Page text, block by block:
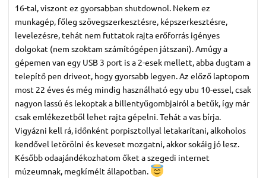
16-tal, viszont ez gyorsabban shutdownol. Nekem ez
munkagép, főleg szövegszerkesztésre, képszerkesztésre,
levelezésre, tehát nem futtatok rajta erőforrás igényes
dolgokat (nem szoktam számítógépen játszani). Amúgy a
gépemen van egy USB 3 port is a 2-esek mellett, abba dugtam a
telepítő pen driveot, hogy gyorsabb legyen. Az előző laptopom
most 22 éves és még mindig használható egy ubu 10-essel, csak
nagyon lassú és lekoptak a billentyűgombjairól a betűk, így már
csak emlékezetből lehet rajta gépelni. Tehát a vas bírja.
Vigyázni kell rá, időnként porpisztollyal letakarítani, alkoholos
kendővel letörölni és keveset mozgatni, akkor sokáig jó lesz.
Később odaajándékozhatom őket a szegedi internet
múzeumnak, megkímélt állapotban.